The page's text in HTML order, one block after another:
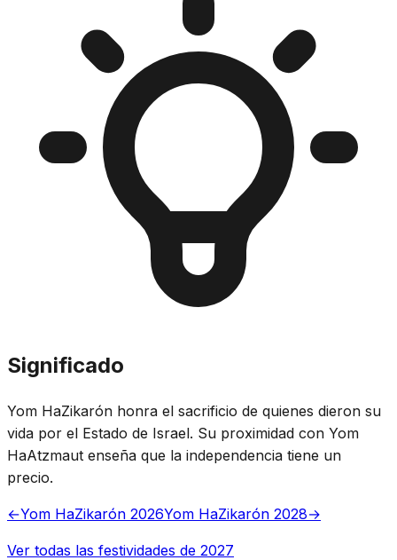
Significado
Yom HaZikarón honra el sacrificio de quienes dieron su
vida por el Estado de Israel. Su proximidad con Yom
HaAtzmaut enseña que la independencia tiene un
precio.
←Yom HaZikarón 2026Yom HaZikarón 2028→
Ver todas las festividades de 2027